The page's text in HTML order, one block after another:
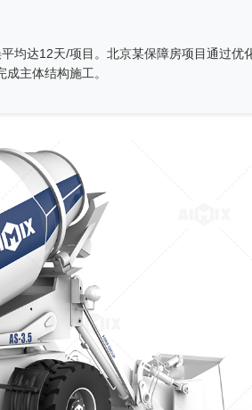
均达12天/项目。北京某保障房项目通过优
主体结构施工。